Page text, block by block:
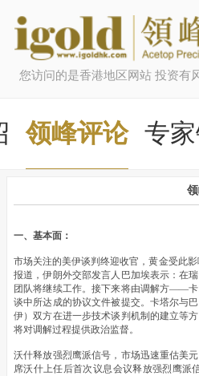
您访问的是香港地区网站 投资有
领峰评论 专
一、基本面：
市场关注的美伊谈判终迎收官，黄金受此
报道，伊朗外交部发言人巴加埃表示：在
团队将继续工作。接下来将由调解方——
谈中所达成的协议文件被提交。卡塔尔与
伊）双方在进一步技术谈判机制的建立等
将对调解过程提供政治监督。
沃什释放强烈鹰派信号，市场迅速重估美
席沃什上任后首次议息会议释放强烈鹰派